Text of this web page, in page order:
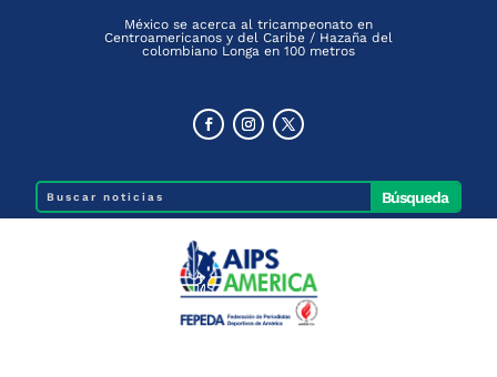
México se acerca al tricampeonato en
Centroamericanos y del Caribe / Hazaña del
colombiano Longa en 100 metros